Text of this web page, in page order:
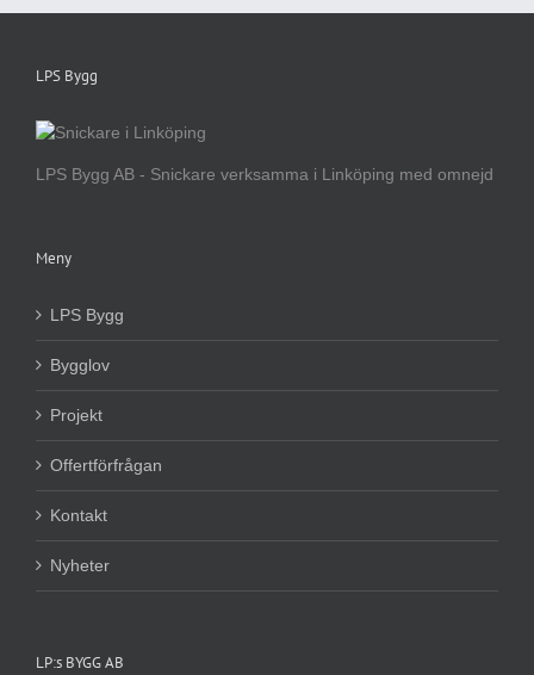
LPS Bygg
LPS Bygg AB - Snickare verksamma i Linköping med omnejd
Meny
LPS Bygg
Bygglov
Projekt
Offertförfrågan
Kontakt
Nyheter
LP:s BYGG AB